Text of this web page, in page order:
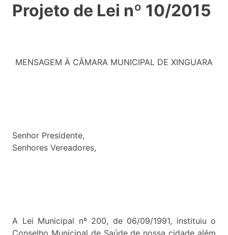
Projeto de Lei nº 10/2015
MENSAGEM À CÂMARA MUNICIPAL DE XINGUARA
Senhor Presidente,
Senhores Vereadores,
A Lei Municipal nº 200, de 06/09/1991, instituiu o
Conselho Municipal de Saúde de nossa cidade além